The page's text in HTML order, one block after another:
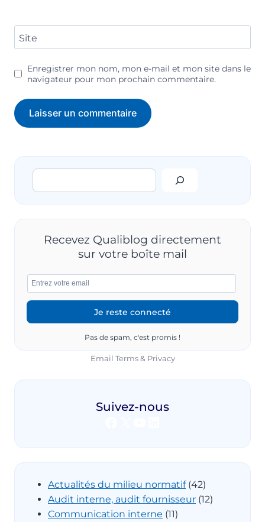
Site
Enregistrer mon nom, mon e-mail et mon site dans le
navigateur pour mon prochain commentaire.
Rechercher
Recevez Qualiblog directement
sur votre boîte mail
Pas de spam, c'est promis !
Email Terms& Privacy
Suivez-nous
Actualités du milieu normatif(42)
Audit interne, audit fournisseur (12)
Communication interne (11)